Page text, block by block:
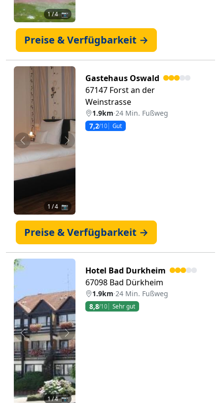
1/ 4 📷
Preise & Verfügbarkeit →
Zurück Weiter
1 / 4 📷
Gastehaus Oswald
67147 Forst an der
Weinstrasse
1.9km·24 Min. Fußweg
7,2/10 Gut
Preise & Verfügbarkeit →
Zurück Weiter
1/ 4 📷
Hotel Bad Durkheim
67098 Bad Dürkheim
1.9km·24 Min. Fußweg
8,8/10 Sehr gut